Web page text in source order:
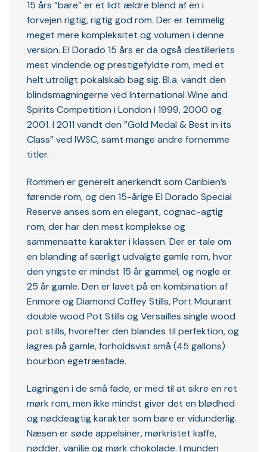
15 års ”bare” er et lidt ældre blend af en i
forvejen rigtig, rigtig god rom. Der er temmelig
meget mere kompleksitet og volumen i denne
version. El Dorado 15 års er da også destilleriets
mest vindende og prestigefyldte rom, med et
helt utroligt pokalskab bag sig. Bl.a. vandt den
blindsmagningerne ved International Wine and
Spirits Competition i London i 1999, 2000 og
2001. I 2011 vandt den ”Gold Medal & Best in its
Class” ved IWSC, samt mange andre fornemme
titler.
Rommen er generelt anerkendt som Caribien’s
førende rom, og den 15-årige El Dorado Special
Reserve anses som en elegant, cognac-agtig
rom, der har den mest komplekse og
sammensatte karakter i klassen. Der er tale om
en blanding af særligt udvalgte gamle rom, hvor
den yngste er mindst 15 år gammel, og nogle er
25 år gamle. Den er lavet på en kombination af
Enmore og Diamond Coffey Stills, Port Mourant
double wood Pot Stills og Versailles single wood
pot stills, hvorefter den blandes til perfektion, og
lagres på gamle, forholdsvist små (45 gallons)
bourbon egetræsfade.
Lagringen i de små fade, er med til at sikre en ret
mørk rom, men ikke mindst giver det en blødhed
og nøddeagtig karakter som bare er vidunderlig.
Næsen er søde appelsiner, mørkristet kaffe,
nødder, vanilje og mørk chokolade. I munden